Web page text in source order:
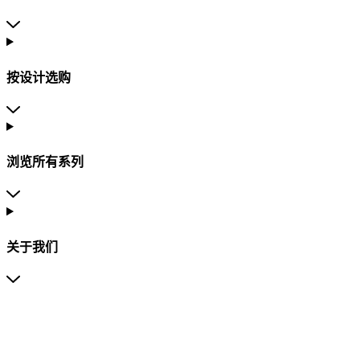
按设计选购
浏览所有系列
关于我们